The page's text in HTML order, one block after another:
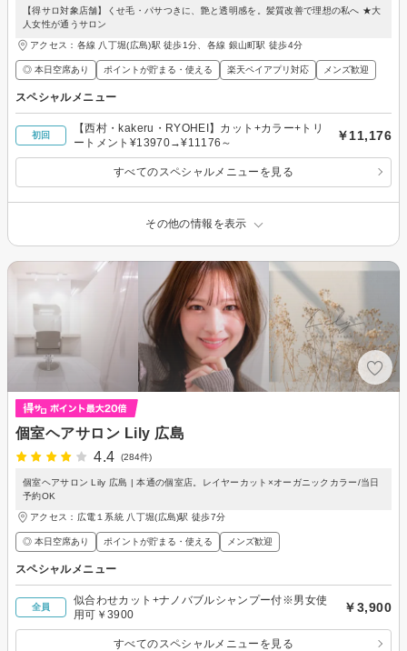
【得サロ対象店舗】くせ毛・パサつきに、艶と透明感を。髪質改善で理想の私へ ★大
人女性が通うサロン
アクセス：各線 八丁堀(広島)駅 徒歩1分、各線 銀山町駅 徒歩4分
◎ 本日空席あり ポイントが貯まる・使える 楽天ペイアプリ対応 メンズ歓迎
スペシャルメニュー
初回
【西村・kakeru・RYOHEI】カット+カラー+トリ
ートメント¥13970→¥11176～
￥11,176
すべてのスペシャルメニューを見る
その他の情報を表示
個室ヘアサロン Lily 広島
4.4
(284件)
個室ヘアサロン Lily 広島 | 本通の個室店。レイヤーカット×オーガニックカラー/当日
予約OK
アクセス：広電１系統 八丁堀(広島)駅 徒歩7分
◎ 本日空席あり ポイントが貯まる・使える メンズ歓迎
スペシャルメニュー
全員
似合わせカット+ナノバブルシャンプー付※男女使
用可￥3900
￥3,900
すべてのスペシャルメニューを見る